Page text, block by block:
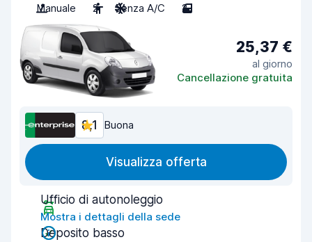
Manuale
2 Senza A/C 2
25,37 €
al giorno
Cancellazione gratuita
8,1 Buona
Visualizza offerta
Ufficio di autonoleggio
Mostra i dettagli della sede
Deposito basso